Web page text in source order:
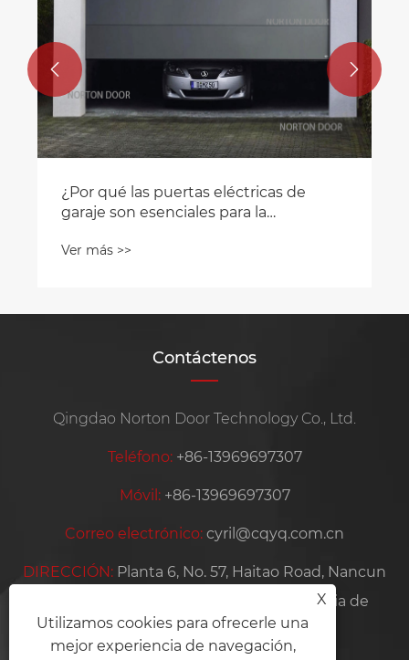
 
Contáctenos
Qingdao Norton Door Technology Co., Ltd.
Teléfono: +86-13969697307
Móvil: +86-13969697307
Correo electrónico: cyril@cqyq.com.cn
DIRECCIÓN: Planta 6, No. 57, Haitao Road, Nancun
Town, Pingdu City, Qingdao City, Provincia de
Shandong, China
X
Utilizamos cookies para ofrecerle una
mejor experiencia de navegación,